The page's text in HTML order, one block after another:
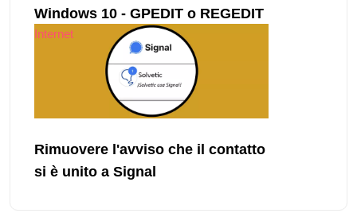
Windows 10 - GPEDIT o REGEDIT
Internet
Rimuovere l'avviso che il contatto
si è unito a Signal